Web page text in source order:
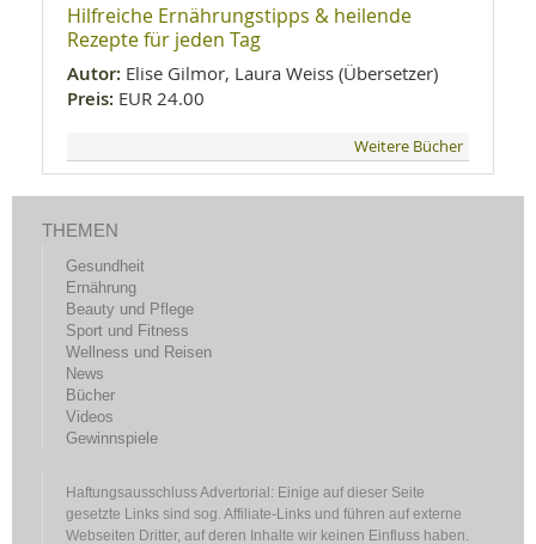
Hilfreiche Ernährungstipps & heilende
Rezepte für jeden Tag
Autor: Elise Gilmor, Laura Weiss (Übersetzer)
Preis: EUR 24.00
Weitere Bücher
THEMEN
Gesundheit
Ernährung
Beauty und Pflege
Sport und Fitness
Wellness und Reisen
News
Bücher
Videos
Gewinnspiele
Haftungsausschluss Advertorial: Einige auf dieser Seite
gesetzte Links sind sog. Affiliate-Links und führen auf externe
Webseiten Dritter, auf deren Inhalte wir keinen Einfluss haben.